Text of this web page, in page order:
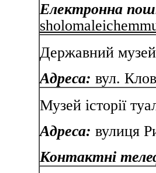
Електронна
s
Державний
Адреса: вул.
Музей історії
Адреса: вулиця
Контактні